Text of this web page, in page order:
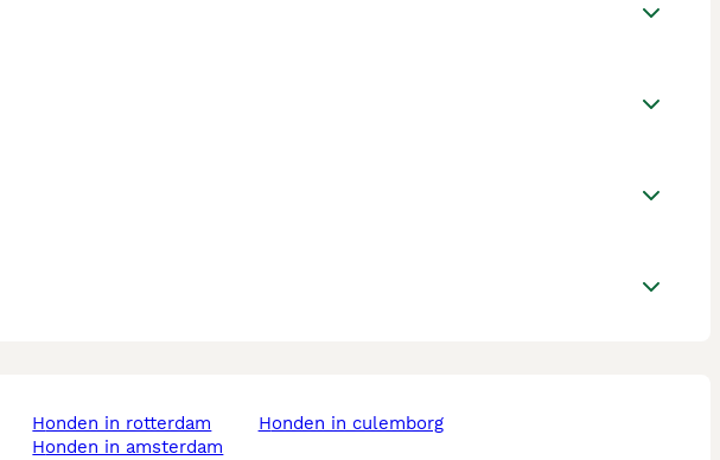
honden in rotterdam
honden in amsterdam
honden in culemborg